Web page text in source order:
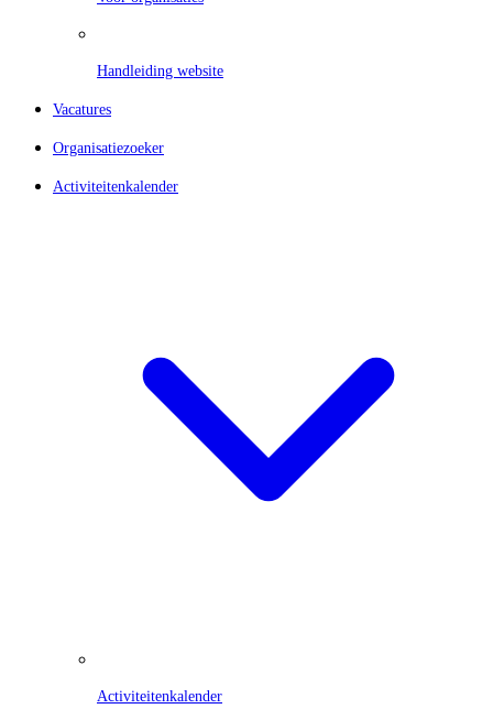
Handleiding website
Vacatures
Organisatiezoeker
Activiteitenkalender
Activiteitenkalender